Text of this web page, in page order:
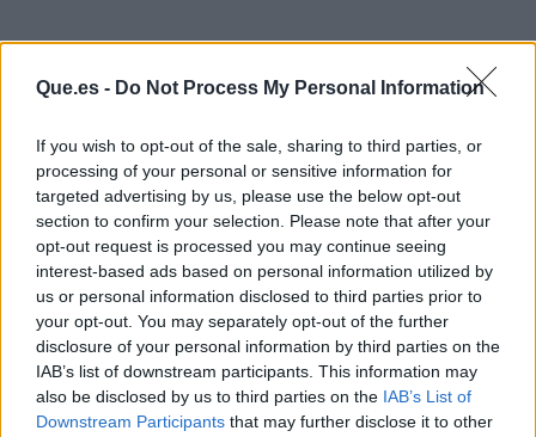
Que.es - Do Not Process My Personal Information
If you wish to opt-out of the sale, sharing to third parties, or
processing of your personal or sensitive information for
targeted advertising by us, please use the below opt-out
section to confirm your selection. Please note that after your
opt-out request is processed you may continue seeing
interest-based ads based on personal information utilized by
us or personal information disclosed to third parties prior to
your opt-out. You may separately opt-out of the further
disclosure of your personal information by third parties on the
IAB’s list of downstream participants. This information may
also be disclosed by us to third parties on the IAB’s List of
Downstream Participants that may further disclose it to other
Publicidad